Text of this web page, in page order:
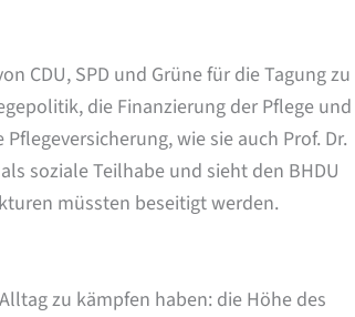
CDU, SPD und Grüne für die Tagung zu
die Finanzierung der Pflege und
wie sie auch Prof. Dr.
soziale Teilhabe und sieht den BHDU
müssten beseitigt werden.
zu kämpfen haben: die Höhe des